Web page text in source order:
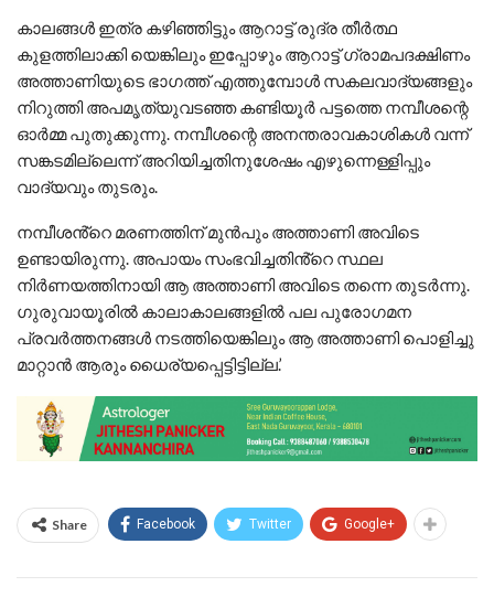
കാലങ്ങൾ ഇത്ര കഴിഞ്ഞിട്ടും ആറാട്ട് രുദ്ര തീർത്ഥ
കുളത്തിലാക്കി യെങ്കിലും ഇപ്പോഴും ആറാട്ട് ഗ്രാമപദക്ഷിണം
അത്താണിയുടെ ഭാഗത്ത് എത്തുമ്പോൾ സകലവാദ്യങ്ങളും
നിറുത്തി അപമൃത്യുവടഞ്ഞ കണ്ടിയൂർ പട്ടത്തെ ന‌മ്പീശന്റെ
ഓർമ്മ പുതുക്കുന്നു. നമ്പീശന്റെ അനന്തരാവകാശികൾ വന്ന്
സങ്കടമില്ലെന്ന് അറിയിച്ചതിനുശേഷം എഴുന്നെള്ളിപ്പും
വാദ്യവും തുടരും.
നമ്പീശൻ്റെ മരണത്തിന് മുൻപും അത്താണി അവിടെ
ഉണ്ടായിരുന്നു. അപായം സംഭവിച്ചതിൻ്റെ സ്ഥല
നിർണയത്തിനായി ആ അത്താണി അവിടെ തന്നെ തുടർന്നു.
ഗുരുവായൂരിൽ കാലാകാലങ്ങളിൽ പല പുരോഗമന
പ്രവർത്തനങ്ങൾ നടത്തിയെങ്കിലും ആ അത്താണി പൊളിച്ചു
മാറ്റാൻ ആരും ധൈര്യപ്പെട്ടിട്ടില്ല.’
Share Facebook Twitter Google+